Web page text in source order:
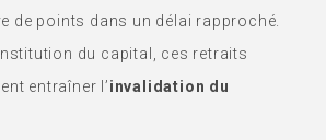
de points dans un délai rapproché.
du capital, ces retraits
entraîner l’invalidation du